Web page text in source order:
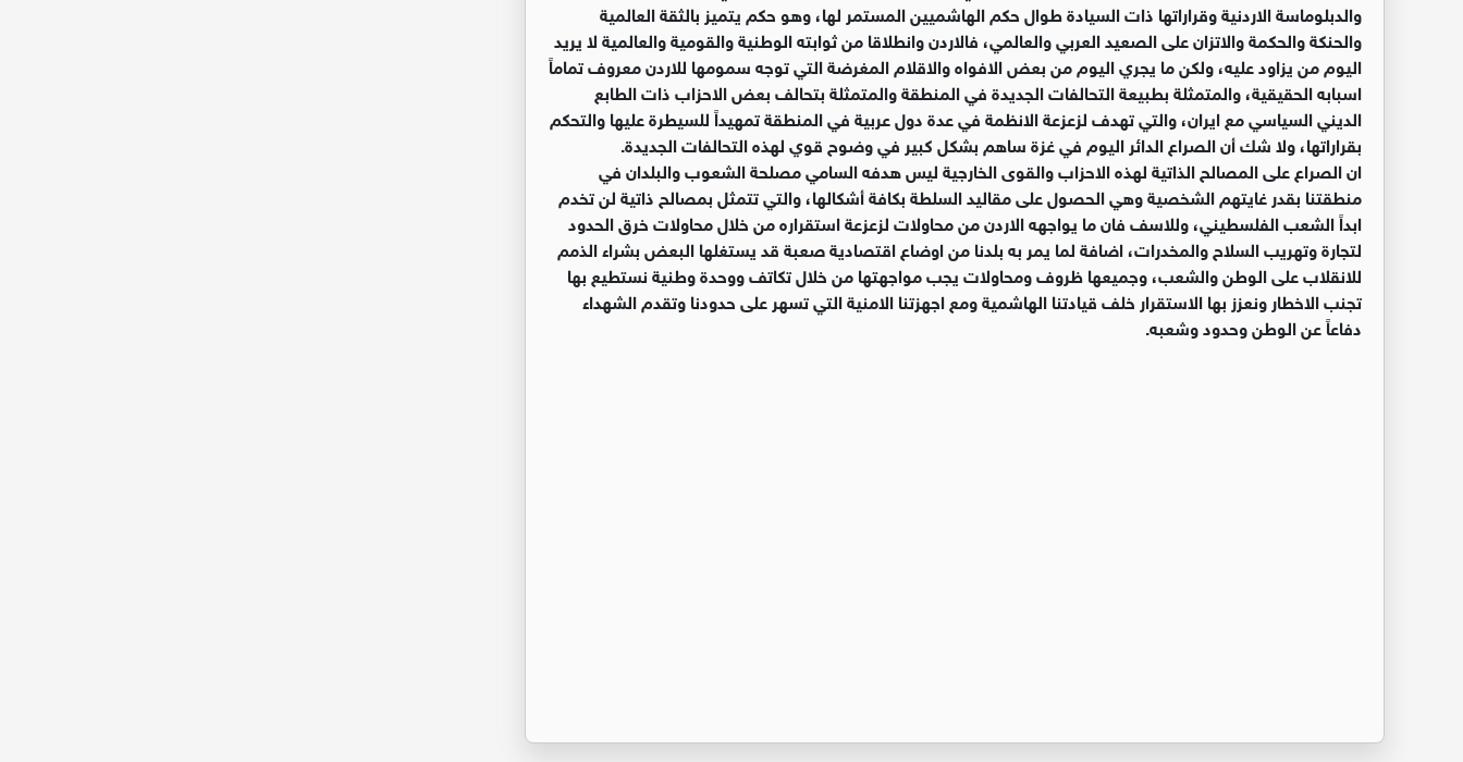
والدبلوماسة الاردنية وقراراتها ذات السيادة طوال حكم الهاشميين المستمر لها، وهو حكم يتميز بالثقة العالمية
والحنكة والحكمة والاتزان على الصعيد العربي والعالمي، فالاردن وانطلاقا من ثوابته الوطنية والقومية والعالمية لا يريد
اليوم من يزاود عليه، ولكن ما يجري اليوم من بعض الافواه والاقلام المغرضة التي توجه سمومها للاردن معروف تماماً
اسبابه الحقيقية، والمتمثلة بطبيعة التحالفات الجديدة في المنطقة والمتمثلة بتحالف بعض الاحزاب ذات الطابع
الديني السياسي مع ايران، والتي تهدف لزعزعة الانظمة في عدة دول عربية في المنطقة تمهيداً للسيطرة عليها والتحكم
بقراراتها، ولا شك أن الصراع الدائر اليوم في غزة ساهم بشكل كبير في وضوح قوي لهذه التحالفات الجديدة.
ان الصراع على المصالح الذاتية لهذه الاحزاب والقوى الخارجية ليس هدفه السامي مصلحة الشعوب والبلدان في
منطقتنا بقدر غايتهم الشخصية وهي الحصول على مقاليد السلطة بكافة أشكالها، والتي تتمثل بمصالح ذاتية لن تخدم
ابداً الشعب الفلسطيني، وللاسف فان ما يواجهه الاردن من محاولات لزعزعة استقراره من خلال محاولات خرق الحدود
لتجارة وتهريب السلاح والمخدرات، اضافة لما يمر به بلدنا من اوضاع اقتصادية صعبة قد يستغلها البعض بشراء الذمم
للانقلاب على الوطن والشعب، وجميعها ظروف ومحاولات يجب مواجهتها من خلال تكاتف ووحدة وطنية نستطيع بها
تجنب الاخطار ونعزز بها الاستقرار خلف قيادتنا الهاشمية ومع اجهزتنا الامنية التي تسهر على حدودنا وتقدم الشهداء
دفاعاً عن الوطن وحدود وشعبه.